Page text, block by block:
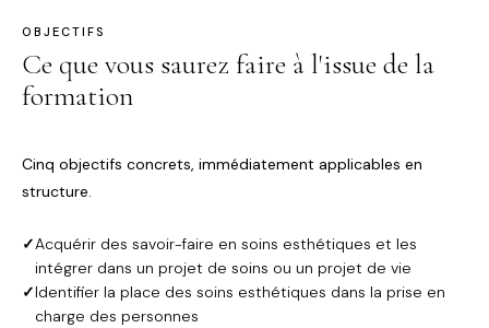
OBJECTIFS
Ce que vous saurez faire à l'issue de la
formation
Cinq objectifs concrets, immédiatement applicables en
structure.
✓Acquérir des savoir-faire en soins esthétiques et les
intégrer dans un projet de soins ou un projet de vie
✓Identifier la place des soins esthétiques dans la prise en
charge des personnes